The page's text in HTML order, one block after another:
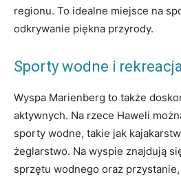
regionu. To idealne miejsce na
odkrywanie piękna przyrody.
Sporty wodne i
Wyspa Marienberg to także
aktywnych. Na rzece Haweli
sporty wodne, takie jak
żeglarstwo. Na wyspie znajdują
sprzętu wodnego oraz